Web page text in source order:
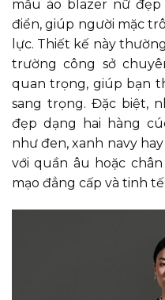
mẫu áo blazer nữ
điển, giúp người mặc
lực. Thiết kế này
trường công sở
quan trọng, giúp bạn
sang trọng. Đặc biệt,
đẹp dạng hai hàng
như đen, xanh navy
với quần âu hoặc
mạo đẳng cấp và tinh tế.